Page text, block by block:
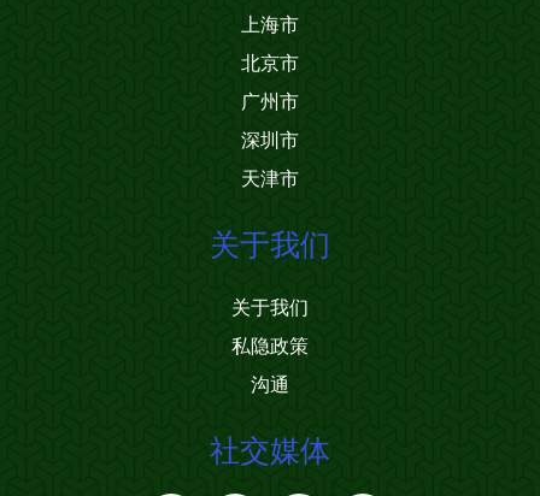
上海市
北京市
广州市
深圳市
天津市
关于我们
关于我们
私隐政策
沟通
社交媒体